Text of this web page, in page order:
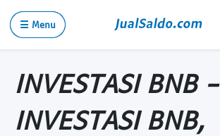
☰ Menu
INVESTASI BNB -
INVESTASI BNB,